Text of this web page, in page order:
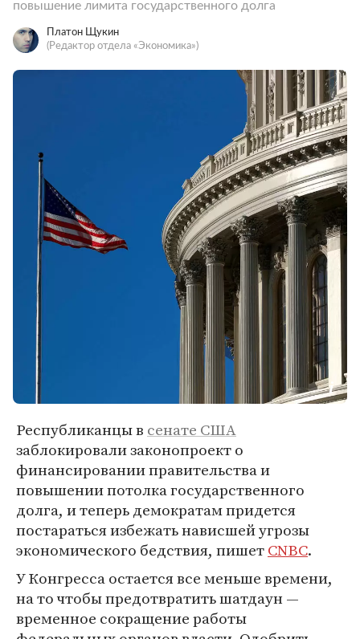
повышение лимита государственного долга
Платон Щукин
(Редактор отдела «Экономика»)
Республиканцы в сенате США
заблокировали законопроект о
финансировании правительства и
повышении потолка государственного
долга, и теперь демократам придется
постараться избежать нависшей угрозы
экономического бедствия, пишетCNBC.
У Конгресса остается все меньше времени,
на то чтобы предотвратить шатдаун —
временное сокращение работы